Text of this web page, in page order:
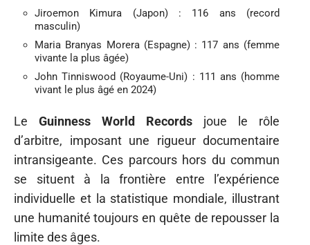
Jiroemon Kimura (Japon) : 116 ans (record
masculin)
Maria Branyas Morera (Espagne) : 117 ans (femme
vivante la plus âgée)
John Tinniswood (Royaume-Uni) : 111 ans (homme
vivant le plus âgé en 2024)
Le Guinness World Records joue le rôle
d’arbitre, imposant une rigueur documentaire
intransigeante. Ces parcours hors du commun
se situent à la frontière entre l’expérience
individuelle et la statistique mondiale, illustrant
une humanité toujours en quête de repousser la
limite des âges.